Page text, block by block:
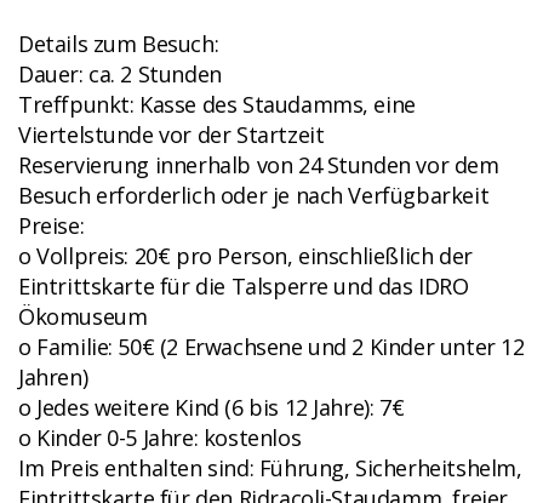
Details zum Besuch:
Dauer: ca. 2 Stunden
Treffpunkt: Kasse des Staudamms, eine
Viertelstunde vor der Startzeit
Reservierung innerhalb von 24 Stunden vor dem
Besuch erforderlich oder je nach Verfügbarkeit
Preise:
o Vollpreis: 20€ pro Person, einschließlich der
Eintrittskarte für die Talsperre und das IDRO
Ökomuseum
o Familie: 50€ (2 Erwachsene und 2 Kinder unter 12
Jahren)
o Jedes weitere Kind (6 bis 12 Jahre): 7€
o Kinder 0-5 Jahre: kostenlos
Im Preis enthalten sind: Führung, Sicherheitshelm,